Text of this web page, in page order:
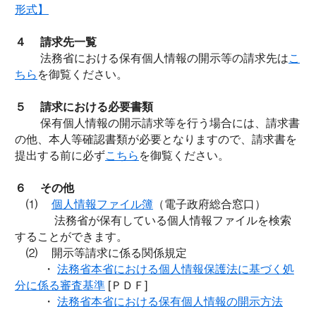
形式】
４ 請求先一覧
法務省における保有個人情報の開示等の請求先はこ
ちら を御覧ください。
５ 請求における必要書類
保有個人情報の開示請求等を行う場合には、請求書
の他、本人等確認書類が必要となりますので、請求書を
提出する前に必ずこちら を御覧ください。
６ その他
⑴ 個人情報ファイル簿 （電子政府総合窓口）
法務省が保有している個人情報ファイルを検索
することができます。
⑵ 開示等請求に係る関係規定
・ 法務省本省における個人情報保護法に基づく処
分に係る審査基準 [ＰＤＦ]
・ 法務省本省における保有個人情報の開示方法